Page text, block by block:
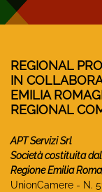
REGIONAL
IN
EMILIA
REGIONAL
APT Servizi Srl
Società costituita
Regione Emilia
UnionCamere - N.